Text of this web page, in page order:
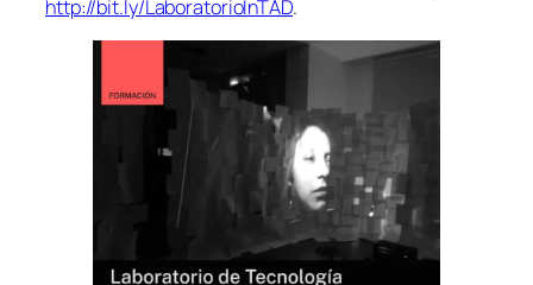
http://bit.ly/LaboratorioInTAD.